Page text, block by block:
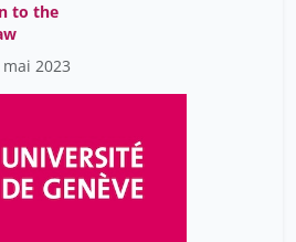
to the
2023